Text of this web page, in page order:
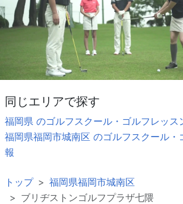
同じエリアで探す
福岡県 のゴルフスクール・ゴルフレッス
福岡県福岡市城南区 のゴルフスクール・
報
トップ
福岡県福岡市城南区
ブリヂストンゴルフプラザ七隈